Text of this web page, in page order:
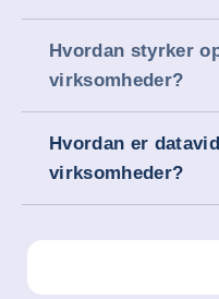
Hvordan styrker
virksomheder?
Hvordan er
virksomheder?